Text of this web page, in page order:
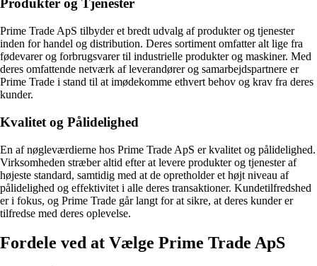
Produkter og Tjenester
Prime Trade ApS tilbyder et bredt udvalg af produkter og tjenester
inden for handel og distribution. Deres sortiment omfatter alt lige fra
fødevarer og forbrugsvarer til industrielle produkter og maskiner. Med
deres omfattende netværk af leverandører og samarbejdspartnere er
Prime Trade i stand til at imødekomme ethvert behov og krav fra deres
kunder.
Kvalitet og Pålidelighed
En af nøgleværdierne hos Prime Trade ApS er kvalitet og pålidelighed.
Virksomheden stræber altid efter at levere produkter og tjenester af
højeste standard, samtidig med at de opretholder et højt niveau af
pålidelighed og effektivitet i alle deres transaktioner. Kundetilfredshed
er i fokus, og Prime Trade går langt for at sikre, at deres kunder er
tilfredse med deres oplevelse.
Fordele ved at Vælge Prime Trade ApS